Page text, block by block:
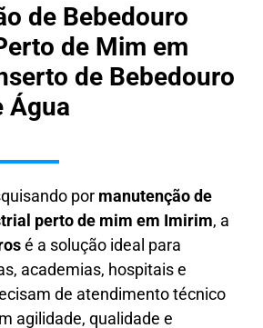
de Bebedouro
de Mim em
de Bebedouro
Água
por manutenção de
perto de mim em Imirim, a
é a solução ideal para
academias, hospitais e
de atendimento técnico
agilidade, qualidade e